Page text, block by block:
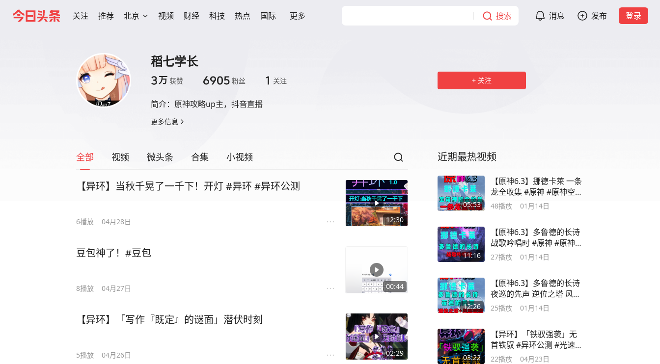
关注 推荐 北京 视频 财经 科技 热点 国际 更多 搜索 消息 发布 登录
稻七学长
3万 获赞 6905 粉丝 1 关注
简介： 原神攻略up主，抖音直播
更多信息
关注
全部 视频 微头条 合集 小视频
12:30
【异环】当秋千晃了一千下！开灯 #异环 #异环公测
6播放 04月28日
00:44
豆包神了！#豆包
8播放 04月27日
02:29
【异环】「写作『既定』的谜面」潜伏时刻
5播放 04月26日
近期最热视频
05:53
【原神6.3】挪德卡莱 一条
龙全收集 #原神 #原神空月
之歌
48播放 01月14日
11:16
【原神6.3】多鲁德的长诗
战歌吟唱时 #原神 #原神空
月之歌
27播放 01月14日
12:26
【原神6.3】多鲁德的长诗
夜巡的先声 逆位之塔 风起
微澜 #原神
25播放 01月14日
03:22
【异环】「铁驭强袭」无
首铁驭 #异环公测 #光速玩
转异环
22播放 04月23日